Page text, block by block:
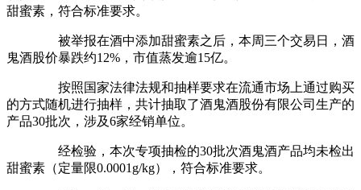
甜蜜素，符合标准要求。
被举报在酒中添加甜蜜素之后，本周三个交易日，酒
鬼酒股价暴跌约12%，市值蒸发逾15亿。
按照国家法律法规和抽样要求在流通市场上通过购买
的方式随机进行抽样，共计抽取了酒鬼酒股份有限公司生产的
产品30批次，涉及6家经销单位。
经检验，本次专项抽检的30批次酒鬼酒产品均未检出
甜蜜素（定量限0.0001g/kg），符合标准要求。